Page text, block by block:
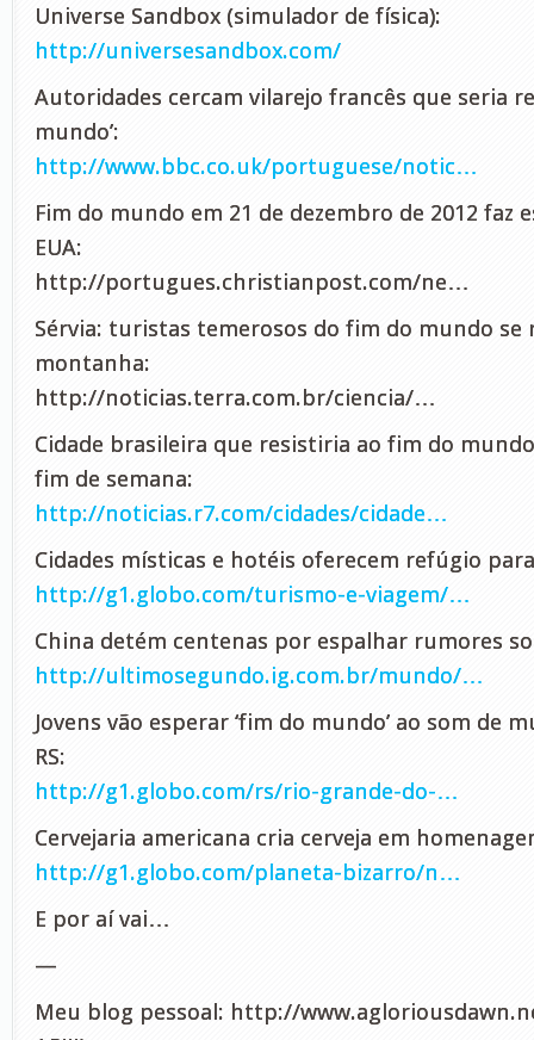
Universe Sandbox (simulador de física):
http://universesandbox.com/
Autoridades cercam vilarejo francês que seria
mundo’:
http://www.bbc.co.uk/portuguese/notic…
Fim do mundo em 21 de dezembro de 2012 faz
EUA:
http://portugues.christianpost.com/ne…
Sérvia: turistas temerosos do fim do mundo se
montanha:
http://noticias.terra.com.br/ciencia/…
Cidade brasileira que resistiria ao fim do
fim de semana:
http://noticias.r7.com/cidades/cidade…
Cidades místicas e hotéis oferecem refúgio
http://g1.globo.com/turismo-e-viagem/…
China detém centenas por espalhar rumores
http://ultimosegundo.ig.com.br/mundo/…
Jovens vão esperar ‘fim do mundo’ ao som de
RS:
http://g1.globo.com/rs/rio-grande-do-…
Cervejaria americana cria cerveja em
http://g1.globo.com/planeta-bizarro/n…
E por aí vai…
—
Meu blog pessoal: http://